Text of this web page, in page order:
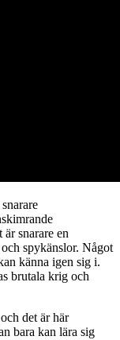
snarare en
spykänslor. Något
känna igen sig i.
brutala krig och
det är här
bara kan lära sig